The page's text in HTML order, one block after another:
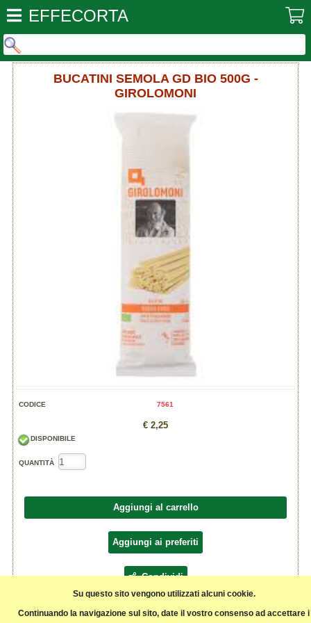
Su questo sito vengono utilizzati alcuni cookie.
Continuando la navigazione sul sito, date il vostro consenso ad accettare i
EFFECORTA
BUCATINI SEMOLA GD BIO 500G -
GIROLOMONI
CODICE 7561
€ 2,25
DISPONIBILE
QUANTITÀ
Aggiungi al carrello
Aggiungi ai preferiti
Condividi
Ingredienti: semola di grano duro bio.